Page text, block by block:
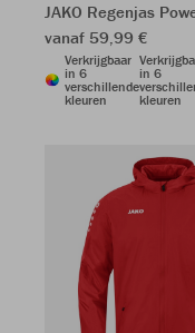
JAKO Regenjas
vanaf 59,99 €
Verkrijgbaar
in 6
verschillende
kleuren
in 6
kleuren